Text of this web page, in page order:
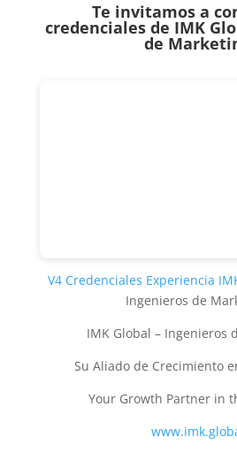
Te invitamos a
credenciales de IMK
de
V4 Credenciales Experiencia
Ingenieros de
IMK Global – Ingenieros
Su Aliado de Crecimiento
Your Growth Partner in